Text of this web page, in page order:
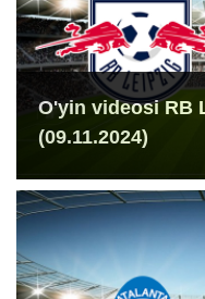
O'yin videosi RB
(09.11.2024)